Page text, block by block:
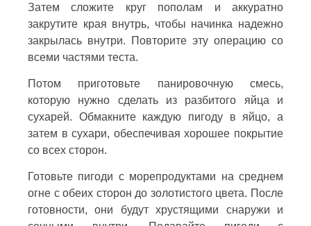
Затем сложите круг пополам и аккуратно
закрутите края внутрь, чтобы начинка надежно
закрылась внутри. Повторите эту операцию со
всеми частями теста.
Потом приготовьте панировочную смесь,
которую нужно сделать из разбитого яйца и
сухарей. Обмакните каждую пигоду в яйцо, а
затем в сухари, обеспечивая хорошее покрытие
со всех сторон.
Готовьте пигоди с морепродуктами на среднем
огне с обеих сторон до золотистого цвета. После
готовности, они будут хрустящими снаружи и